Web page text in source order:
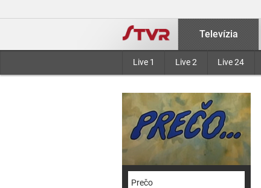
Televízia
Live 1 Live 2 Live 24
Prečo